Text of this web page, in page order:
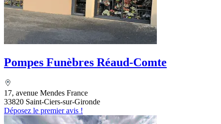
Pompes Funèbres Réaud-Comte
17, avenue Mendes France
33820 Saint-Ciers-sur-Gironde
Déposez le premier avis !